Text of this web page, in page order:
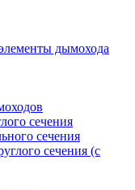
дымохода
сечения
сечения
сечения (с